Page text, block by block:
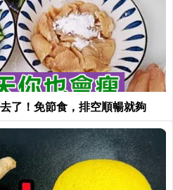
了！免節食，排空順暢就夠